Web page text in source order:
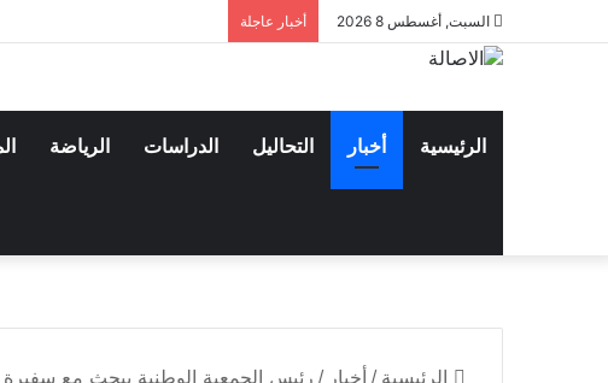
السبت, أغسطس 8 2026 أخبار عاجلة
الرئيسية أخبار التحاليل الدراسات الرياضة
الرئيسية / أخبار / رئيس الجمعية الوطنية يبحث مع سفيرة